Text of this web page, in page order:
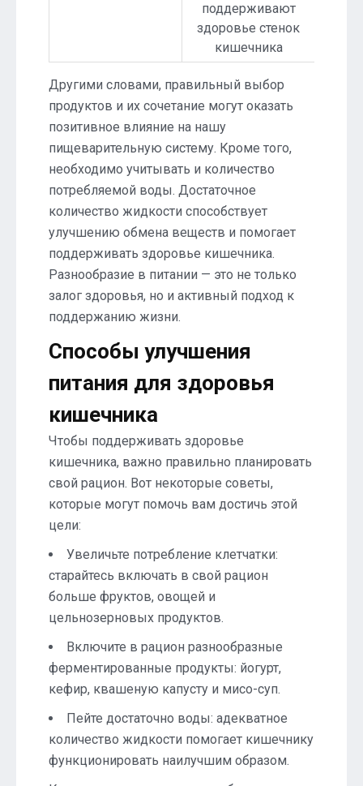
поддерживают
здоровье стенок
кишечника
Другими словами, правильный выбор
продуктов и их сочетание могут оказать
позитивное влияние на нашу
пищеварительную систему. Кроме того,
необходимо учитывать и количество
потребляемой воды. Достаточное
количество жидкости способствует
улучшению обмена веществ и помогает
поддерживать здоровье кишечника.
Разнообразие в питании — это не только
залог здоровья, но и активный подход к
поддержанию жизни.
Способы улучшения
питания для здоровья
кишечника
Чтобы поддерживать здоровье
кишечника, важно правильно планировать
свой рацион. Вот некоторые советы,
которые могут помочь вам достичь этой
цели:
Увеличьте потребление клетчатки:
старайтесь включать в свой рацион
больше фруктов, овощей и
цельнозерновых продуктов.
Включите в рацион разнообразные
ферментированные продукты: йогурт,
кефир, квашеную капусту и мисо-суп.
Пейте достаточно воды: адекватное
количество жидкости помогает кишечнику
функционировать наилучшим образом.